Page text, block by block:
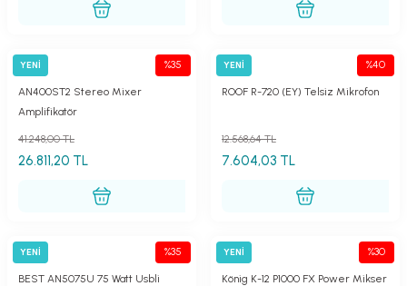
Mikrofon
YENİ %35
Best
AN400ST2 Stereo Mixer
Amplifikatör
26.811,20 TL
41.248,00 TL
YENİ %40
Roof
ROOF R-720 (EY) Telsiz Mikrofon
7.604,03 TL
12.568,64 TL
YENİ %35
Best
BEST AN5075U 75 Watt Usbli
YENİ %30
König
König K-12 P1000 FX Power Mikser